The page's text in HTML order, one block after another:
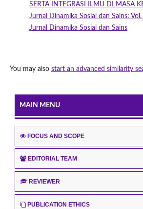
SERTA INTEGRASI ILMU DI MASA
Jurnal Dinamika Sosial dan Sains:
Jurnal Dinamika Sosial dan Sains
You may also start an advanced similarity
MAIN MENU
FOCUS AND SCOPE
EDITORIAL TEAM
REVIEWER
PUBLICATION ETHICS